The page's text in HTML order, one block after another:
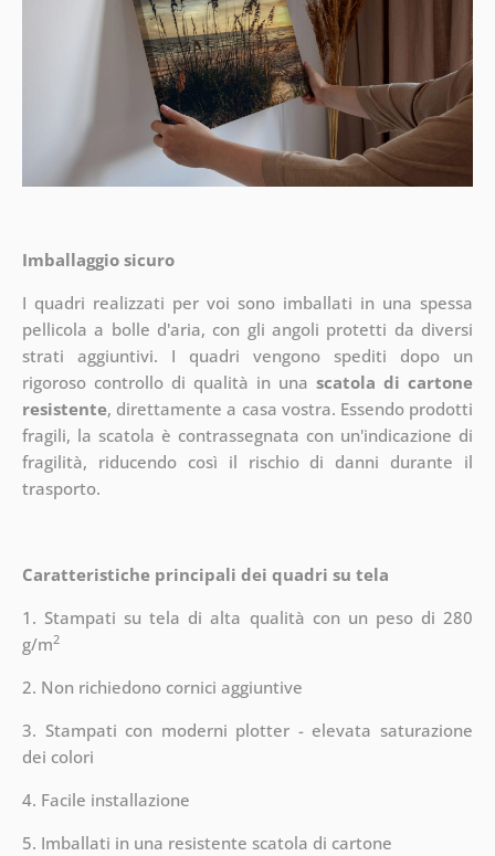
Imballaggio sicuro
I quadri realizzati per voi sono imballati in una spessa
pellicola a bolle d'aria, con gli angoli protetti da diversi
strati aggiuntivi. I quadri vengono spediti dopo un
rigoroso controllo di qualità in unascatola di cartone
resistente, direttamente a casa vostra. Essendo prodotti
fragili, la scatola è contrassegnata con un'indicazione di
fragilità, riducendo così il rischio di danni durante il
trasporto.
Caratteristiche principali dei quadri su tela
1. Stampati su tela di alta qualità con un peso di 280
g/m2
2. Non richiedono cornici aggiuntive
3. Stampati con moderni plotter - elevata saturazione
dei colori
4. Facile installazione
5. Imballati in una resistente scatola di cartone